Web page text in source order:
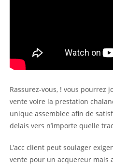
Rassurez-vous, ! vous pourrez
vente voire la prestation
unique assemblee afin de
delais vers n’importe quelle
L’acc client peut soulager
vente pour un acquereur mais